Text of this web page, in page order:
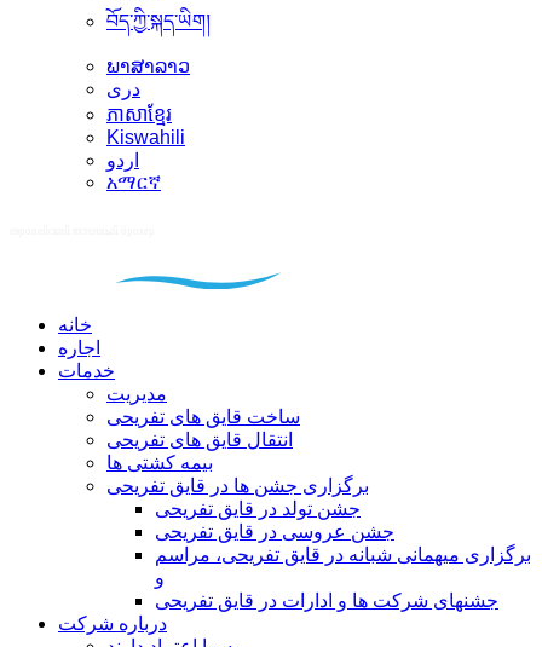
བོད་ཀྱི་སྐད་ཡིག།
ພາສາລາວ
دری
ភាសាខ្មែរ
Kiswahili
اردو
አማርኛ
خانه
اجاره
خدمات
مدیریت
ساخت قایق های تفریحی
انتقال قایق های تفریحی
بیمه کشتی ها
برگزاری جشن ها در قایق تفریحی
جشن تولد در قایق تفریحی
جشن عروسی در قایق تفریحی
برگزاری میهمانی شبانه در قایق تفریحی، مراسم
و
جشنهای شرکت ها و ادارات در قایق تفریحی
درباره شرکت